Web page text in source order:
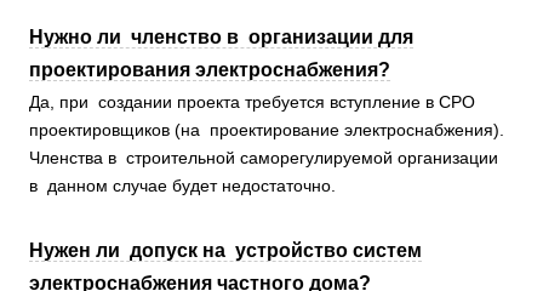
Нужно ли членство в организации для
проектирования электроснабжения?
Да, при создании проекта требуется вступление в СРО
проектировщиков (на проектирование электроснабжения).
Членства в строительной саморегулируемой организации
в данном случае будет недостаточно.
Нужен ли допуск на устройство систем
электроснабжения частного дома?